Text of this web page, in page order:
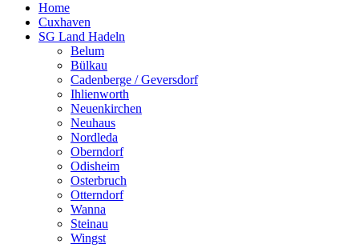
Home
Cuxhaven
SG Land Hadeln
Belum
Bülkau
Cadenberge / Geversdorf
Ihlienworth
Neuenkirchen
Neuhaus
Nordleda
Oberndorf
Odisheim
Osterbruch
Otterndorf
Wanna
Steinau
Wingst